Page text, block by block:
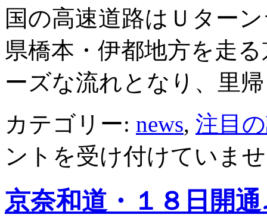
国の高速道路はＵター
県橋本・伊都地方を走
ーズな流れとなり、里
カテゴリー: news, 注目
ントを受け付けていま
京奈和道・１８日開